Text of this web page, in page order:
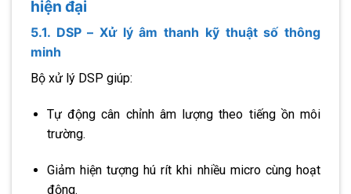
hiện đại
5.1. DSP – Xử lý âm thanh kỹ thuật số thông
minh
Bộ xử lý DSP giúp:
Tự động cân chỉnh âm lượng theo tiếng ồn môi
trường.
Giảm hiện tượng hú rít khi nhiều micro cùng hoạt
động.